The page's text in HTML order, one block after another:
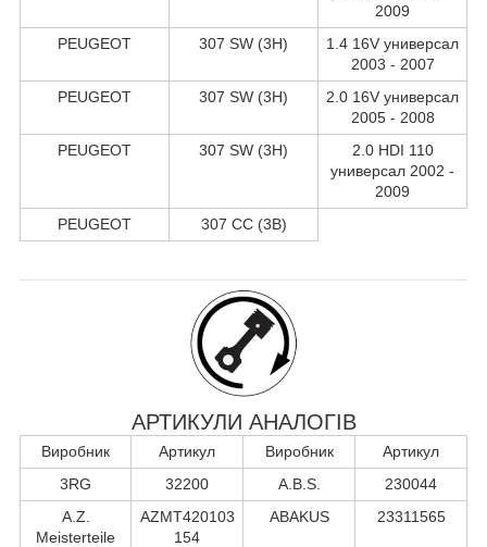
2009
PEUGEOT
307 SW (3H)
1.4 16V универсал
2003 - 2007
PEUGEOT
307 SW (3H)
2.0 16V универсал
2005 - 2008
PEUGEOT
307 SW (3H)
2.0 HDI 110
универсал 2002 -
2009
PEUGEOT
307 CC (3B)
АРТИКУЛИ АНАЛОГІВ
Виробник Артикул Виробник
Артикул
3RG
32200 A.B.S.
230044
A.Z.
Meisterteile
AZMT420103
154
ABAKUS 23311565